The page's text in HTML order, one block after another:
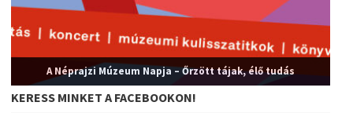
A Néprajzi Múzeum Napja – Őrzött tájak, élő tudás
KERESS MINKET A FACEBOOKON!